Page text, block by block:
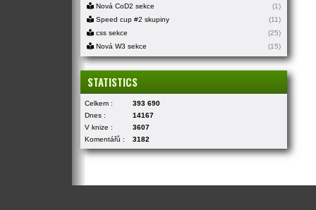
Nová CoD2 sekce
(1)
Speed cup #2 skupiny
(11)
css sekce
(25)
Nová W3 sekce
(15)
STATISTICS
Celkem :
393 690
Dnes :
14167
V knize :
3607
Komentářů :
3182